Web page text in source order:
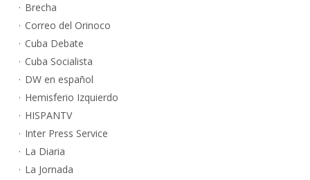
Brecha
Correo del Orinoco
Cuba Debate
Cuba Socialista
DW en español
Hemisferio Izquierdo
HISPANTV
Inter Press Service
La Diaria
La Jornada